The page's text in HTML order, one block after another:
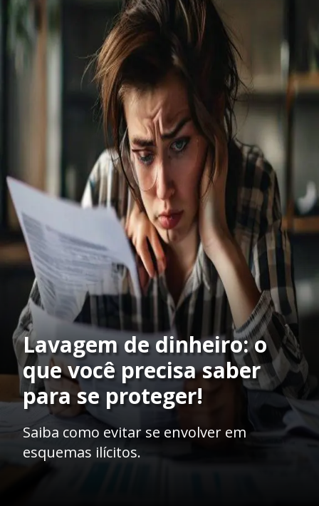
Lavagem de dinheiro: o
que você precisa saber
para se proteger!
Saiba como evitar se envolver em
esquemas ilícitos.